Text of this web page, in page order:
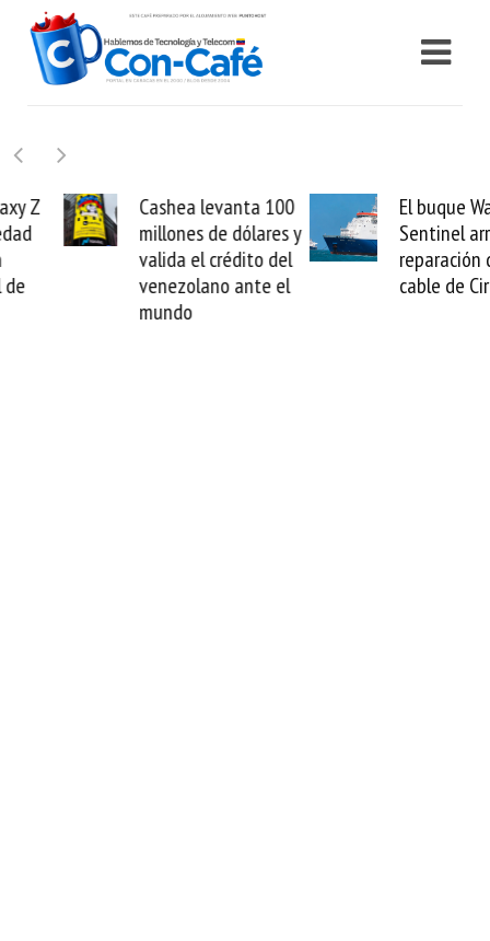
Cashea levanta 100
millones de dólares y
valida el crédito del
venezolano ante el
El buque Wave
Sentinel arranca la
reparación del
cable de Cirion